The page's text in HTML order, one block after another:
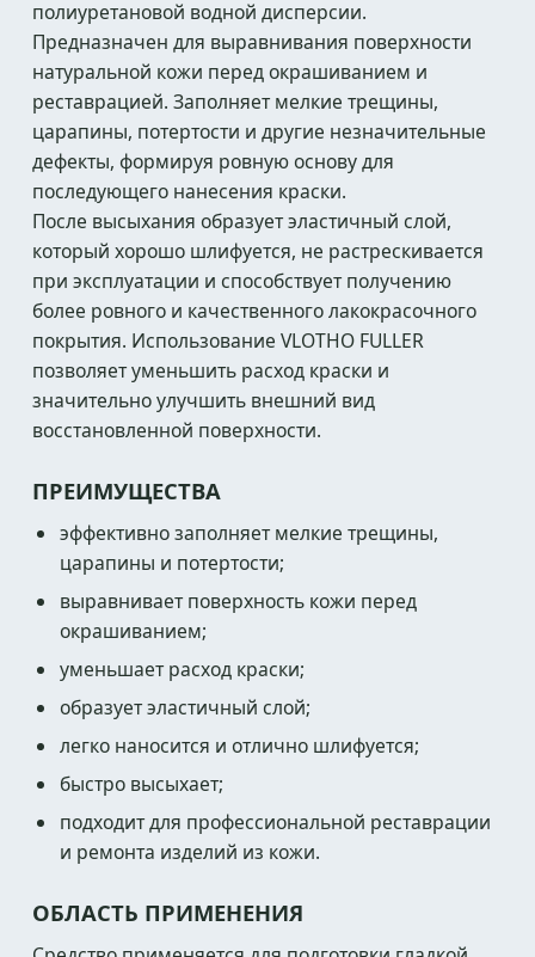
полиуретановой водной дисперсии.
Предназначен для выравнивания поверхности
натуральной кожи перед окрашиванием и
реставрацией. Заполняет мелкие трещины,
царапины, потертости и другие незначительные
дефекты, формируя ровную основу для
последующего нанесения краски.
После высыхания образует эластичный слой,
который хорошо шлифуется, не растрескивается
при эксплуатации и способствует получению
более ровного и качественного лакокрасочного
покрытия. Использование VLOTHO FULLER
позволяет уменьшить расход краски и
значительно улучшить внешний вид
восстановленной поверхности.
ПРЕИМУЩЕСТВА
эффективно заполняет мелкие трещины,
царапины и потертости;
выравнивает поверхность кожи перед
окрашиванием;
уменьшает расход краски;
образует эластичный слой;
легко наносится и отлично шлифуется;
быстро высыхает;
подходит для профессиональной реставрации
и ремонта изделий из кожи.
ОБЛАСТЬ ПРИМЕНЕНИЯ